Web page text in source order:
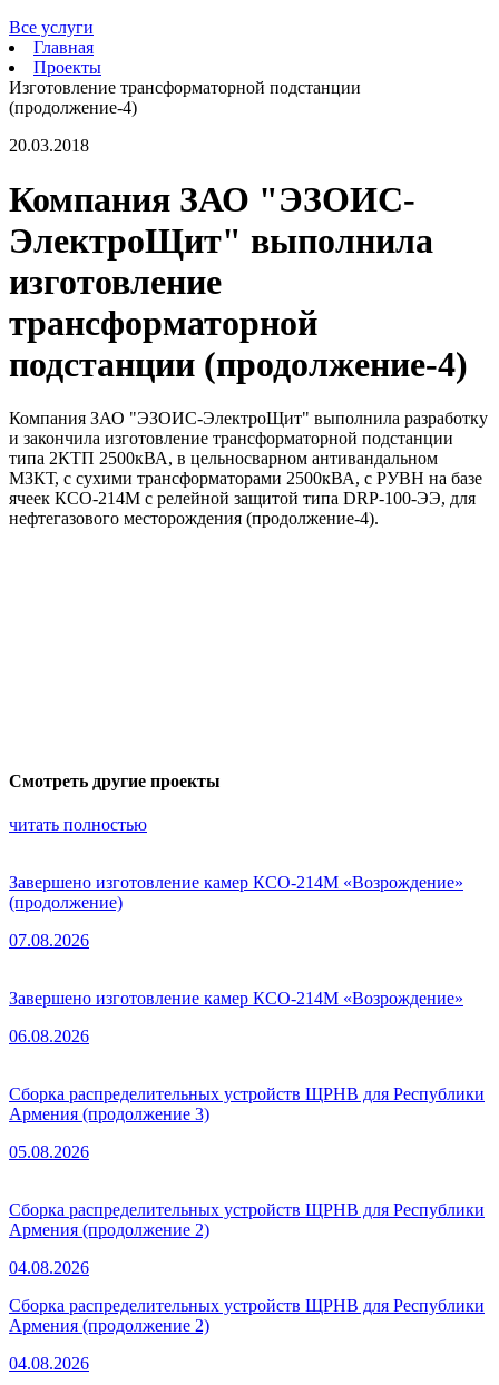
Все услуги
Главная
Проекты
Изготовление трансформаторной подстанции
(продолжение-4)
20.03.2018
Компания ЗАО "ЭЗОИС-
ЭлектроЩит" выполнила
изготовление
трансформаторной
подстанции (продолжение-4)
Компания ЗАО "ЭЗОИС-ЭлектроЩит" выполнила разработку
и закончила изготовление трансформаторной подстанции
типа 2КТП 2500кВА, в цельносварном антивандальном
МЗКТ, с сухими трансформаторами 2500кВА, с РУВН на базе
ячеек КСО-214М с релейной защитой типа DRP-100-ЭЭ, для
нефтегазового месторождения (продолжение-4).
Смотреть другие проекты
читать полностью
Завершено изготовление камер КСО-214М «Возрождение»
(продолжение)
07.08.2026
Завершено изготовление камер КСО-214М «Возрождение»
06.08.2026
Сборка распределительных устройств ЩРНВ для Республики
Армения (продолжение 3)
05.08.2026
Сборка распределительных устройств ЩРНВ для Республики
Армения (продолжение 2)
04.08.2026
Сборка распределительных устройств ЩРНВ для Республики
Армения (продолжение 2)
04.08.2026